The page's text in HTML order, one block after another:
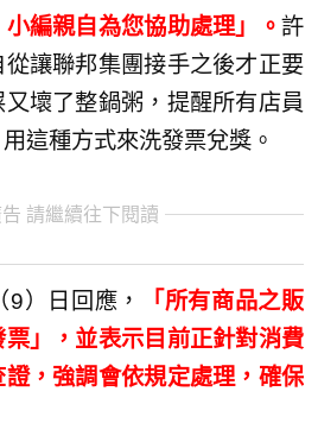
編親自為您協助處理」。 許
讓聯邦集團接手之後才正要
壞了整鍋粥，提醒所有店員
這種方式來洗發票兌獎。
請繼續往下閱讀
）日回應，
「所有商品之販
」，並表示目前正針對消費
，強調會依規定處理，確保